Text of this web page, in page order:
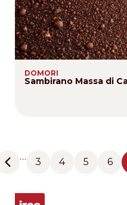
DOMORI
Sambirano Massa di
Previous page
…
Pagina
3 Pagina
4 Pagina
5 6